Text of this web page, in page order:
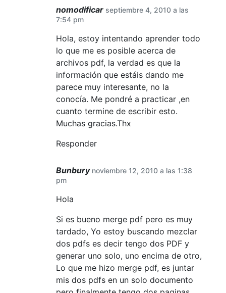
nomodificar septiembre 4, 2010 a las
7:54 pm
Hola, estoy intentando aprender todo
lo que me es posible acerca de
archivos pdf, la verdad es que la
información que estáis dando me
parece muy interesante, no la
conocía. Me pondré a practicar ,en
cuanto termine de escribir esto.
Muchas gracias.Thx
Responder
Bunbury noviembre 12, 2010 a las 1:38
pm
Hola
Si es bueno merge pdf pero es muy
tardado, Yo estoy buscando mezclar
dos pdfs es decir tengo dos PDF y
generar uno solo, uno encima de otro,
Lo que me hizo merge pdf, es juntar
mis dos pdfs en un solo documento